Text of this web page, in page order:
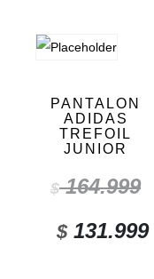
PANTALON
ADIDAS
TREFOIL
JUNIOR
$164.999
$131.999